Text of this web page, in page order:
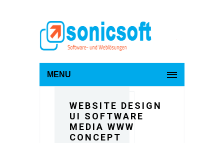
MENU
WEBSITE DESIGN
UI SOFTWARE
MEDIA WWW
CONCEPT